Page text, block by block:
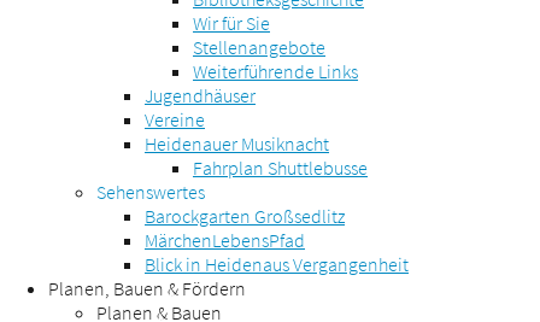
Wir für Sie
Stellenangebote
Weiterführende Links
Jugendhäuser
Vereine
Heidenauer Musiknacht
Fahrplan Shuttlebusse
Sehenswertes
Barockgarten Großsedlitz
MärchenLebensPfad
Blick in Heidenaus Vergangenheit
Planen, Bauen & Fördern
Planen & Bauen